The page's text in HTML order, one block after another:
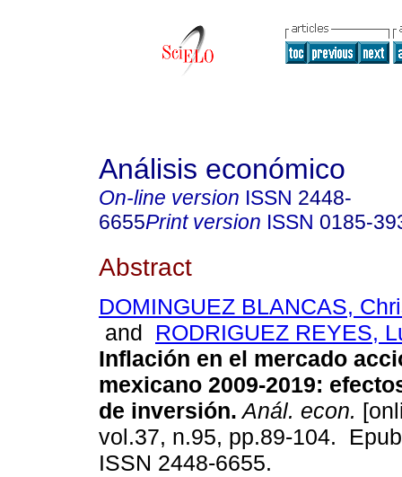
Análisis económico
On-line version ISSN 2448-
6655Print version ISSN 0185-
Abstract
DOMINGUEZ BLANCAS,
and RODRIGUEZ REYES,
Inflación en el mercado
mexicano 2009-2019:
de inversión. Anál. econ.
vol.37, n.95, pp.89-104.
ISSN 2448-6655.